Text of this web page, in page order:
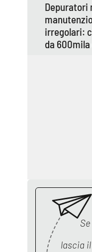
Depuratori
irregolari:
da
lascia